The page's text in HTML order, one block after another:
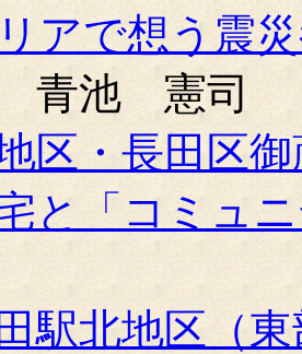
アで想う震
青池 憲司
区・長田区
と「コミュ
駅北地区（